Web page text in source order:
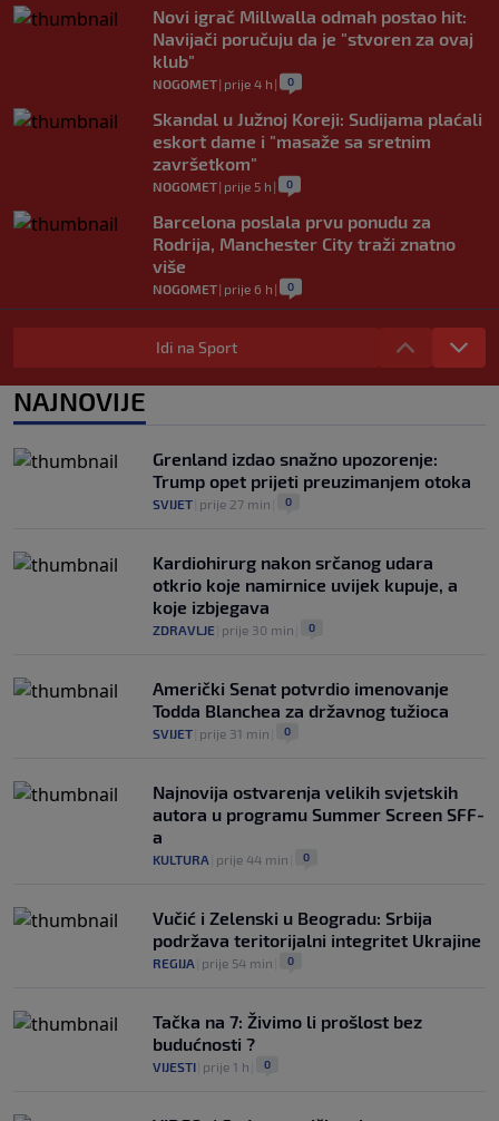
Novi igrač Millwalla odmah postao hit:
Navijači poručuju da je "stvoren za ovaj
klub"
NOGOMET| prije 4 h | 0
Skandal u Južnoj Koreji: Sudijama plaćali
eskort dame i "masaže sa sretnim
završetkom"
NOGOMET| prije 5 h | 0
Barcelona poslala prvu ponudu za
Rodrija, Manchester City traži znatno
više
NOGOMET| prije 6 h | 0
Dalić će postati najskuplji hrvatski
trener u historiji i jedan od najplaćenijih
0
ljubav: Njihova priča ponovo postala
viralna
NOGOMET | 7. aug. 0
Idi na Sport
NAJNOVIJE
Grenland izdao snažno upozorenje:
Trump opet prijeti preuzimanjem otoka
SVIJET prije 27 min 0
Kardiohirurg nakon srčanog udara
otkrio koje namirnice uvijek kupuje, a
koje izbjegava
ZDRAVLJE prije 30 min 0
Američki Senat potvrdio imenovanje
Todda Blanchea za državnog tužioca
SVIJET prije 31 min 0
Najnovija ostvarenja velikih svjetskih
autora u programu Summer Screen SFF-
a
KULTURA prije 44 min 0
Vučić i Zelenski u Beogradu: Srbija
podržava teritorijalni integritet Ukrajine
REGIJA prije 54 min 0
Tačka na 7: Živimo li prošlost bez
budućnosti ?
VIJESTI prije 1 h 0